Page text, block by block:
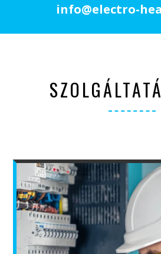
info@electro-